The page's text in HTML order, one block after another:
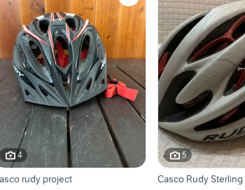
4
rudy project
5
Casco Rudy Sterling